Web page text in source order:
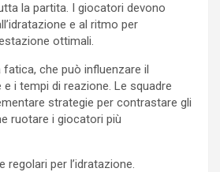
la partita. I giocatori devono
e al ritmo per
ottimali.
che può influenzare il
i tempi di reazione. Le squadre
strategie per contrastare gli
ruotare i giocatori più
regolari per l’idratazione.